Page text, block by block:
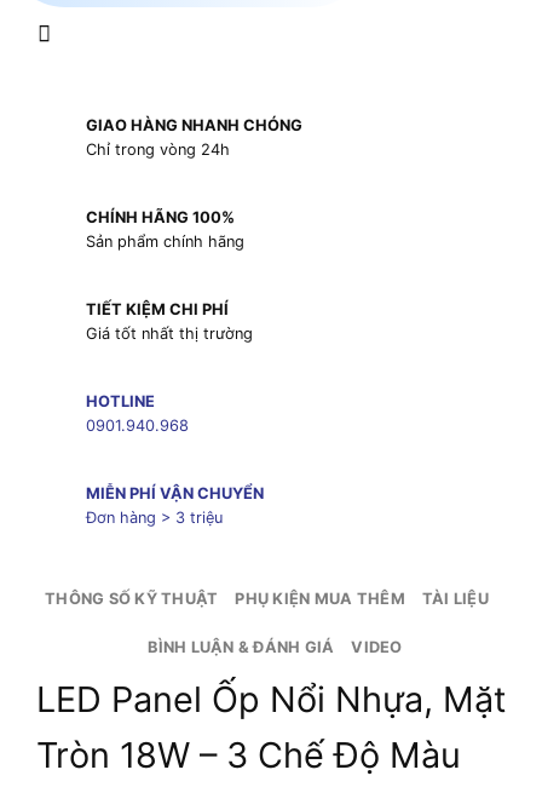
GIAO HÀNG NHANH CHÓNG
Chỉ trong vòng 24h
CHÍNH HÃNG 100%
Sản phẩm chính hãng
TIẾT KIỆM CHI PHÍ
Giá tốt nhất thị trường
HOTLINE
0901.940.968
MIỄN PHÍ VẬN CHUYỂN
Đơn hàng > 3 triệu
THÔNG SỐ KỸ THUẬT PHỤ KIỆN MUA THÊM TÀI LIỆU
BÌNH LUẬN & ĐÁNH GIÁ VIDEO
LED Panel Ốp Nổi Nhựa, Mặt
Tròn 18W – 3 Chế Độ Màu